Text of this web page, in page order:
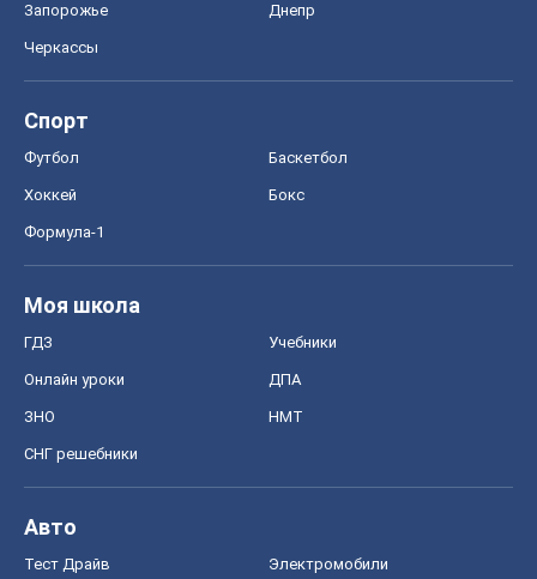
Запорожье Днепр
Черкассы
Спорт
Футбол Баскетбол
Хоккей Бокс
Формула-1
Моя школа
ГДЗ Учебники
Онлайн уроки ДПА
ЗНО НМТ
СНГ решебники
Авто
Тест Драйв Электромобили